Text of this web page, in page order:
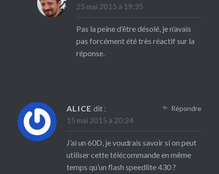
25 mai 2015 à 19:35
Pas la peine d’être désolé, je n’avais
pas forcément été très réactif sur la
réponse.
ALICE dit :
15 mai 2015 à 20:24
J’ai un 60D, je voudrais savoir si on peut
utiliser cette télécommande en même
temps qu’un flash speedlite 430 ?
Répondre